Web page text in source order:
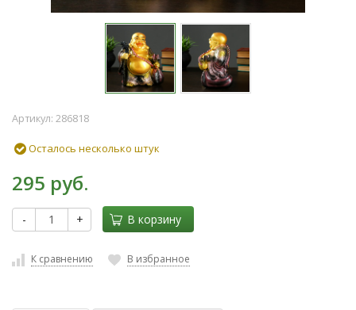
Артикул: 286818
Осталось несколько штук
295 руб.
- + В корзину
К сравнению В избранное